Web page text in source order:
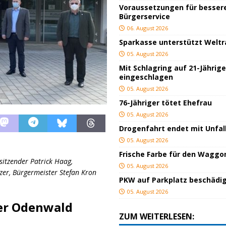
Patrick Haag,
Bürgermeister Stefan Kron
Odenwald
Voraussetzungen für
Bürgerservice
06. August 2026
Sparkasse unterstützt
05. August 2026
Mit Schlagring auf 21-
eingeschlagen
05. August 2026
76-Jähriger tötet Ehefrau
05. August 2026
Drogenfahrt endet mit
05. August 2026
Frische Farbe für den
05. August 2026
PKW auf Parkplatz
05. August 2026
ZUM WEITERLESEN: